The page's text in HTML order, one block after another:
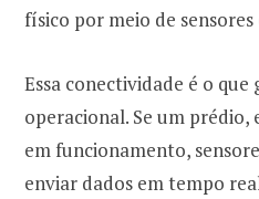
físico por meio de
Essa conectividade é o
operacional. Se um prédio,
em funcionamento,
enviar dados em tempo